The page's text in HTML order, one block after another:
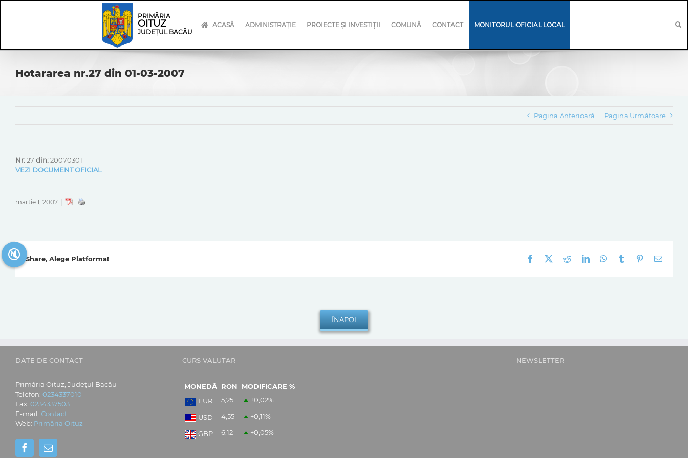
PRIMĂRIA
OITUZ
JUDEȚUL BACĂU
ACASĂ ADMINISTRAȚIE PROIECTE ȘI INVESTIȚII COMUNĂ CONTACT MONITORUL OFICIAL LOCAL
Hotararea nr.27 din 01-03-2007
Pagina Anterioară Pagina Următoare
Nr:27 din:20070301
VEZI DOCUMENT OFICIAL
martie 1, 2007
Share, Alege Platforma! Facebook RedditLinkedInWhatsApp
Tumblr Pinterest
E-
DATE DE CONTACT
Primăria Oituz, Județul Bacău
Telefon: 0234337010
Fax: 0234337503
E-mail: Contact
Web: Primăria Oituz
CURS VALUTAR
MONEDĂ RON
MODIFICARE %
EUR
5,25 +0,02%
USD 4,55 +0,11%
GBP 6,12 +0,05%
NEWSLETTER
🔇